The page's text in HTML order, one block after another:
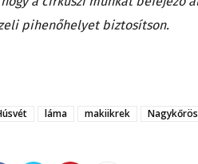
pihenőhelyet biztosítson.
láma makiikrek Nagykőrös